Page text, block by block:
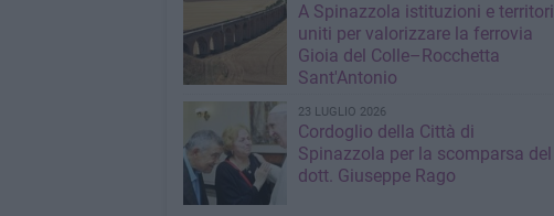
A Spinazzola istituzioni e territori
uniti per valorizzare la ferrovia
Gioia del Colle–Rocchetta
Sant'Antonio
23 LUGLIO 2026
Cordoglio della Città di
Spinazzola per la scomparsa del
dott. Giuseppe Rago